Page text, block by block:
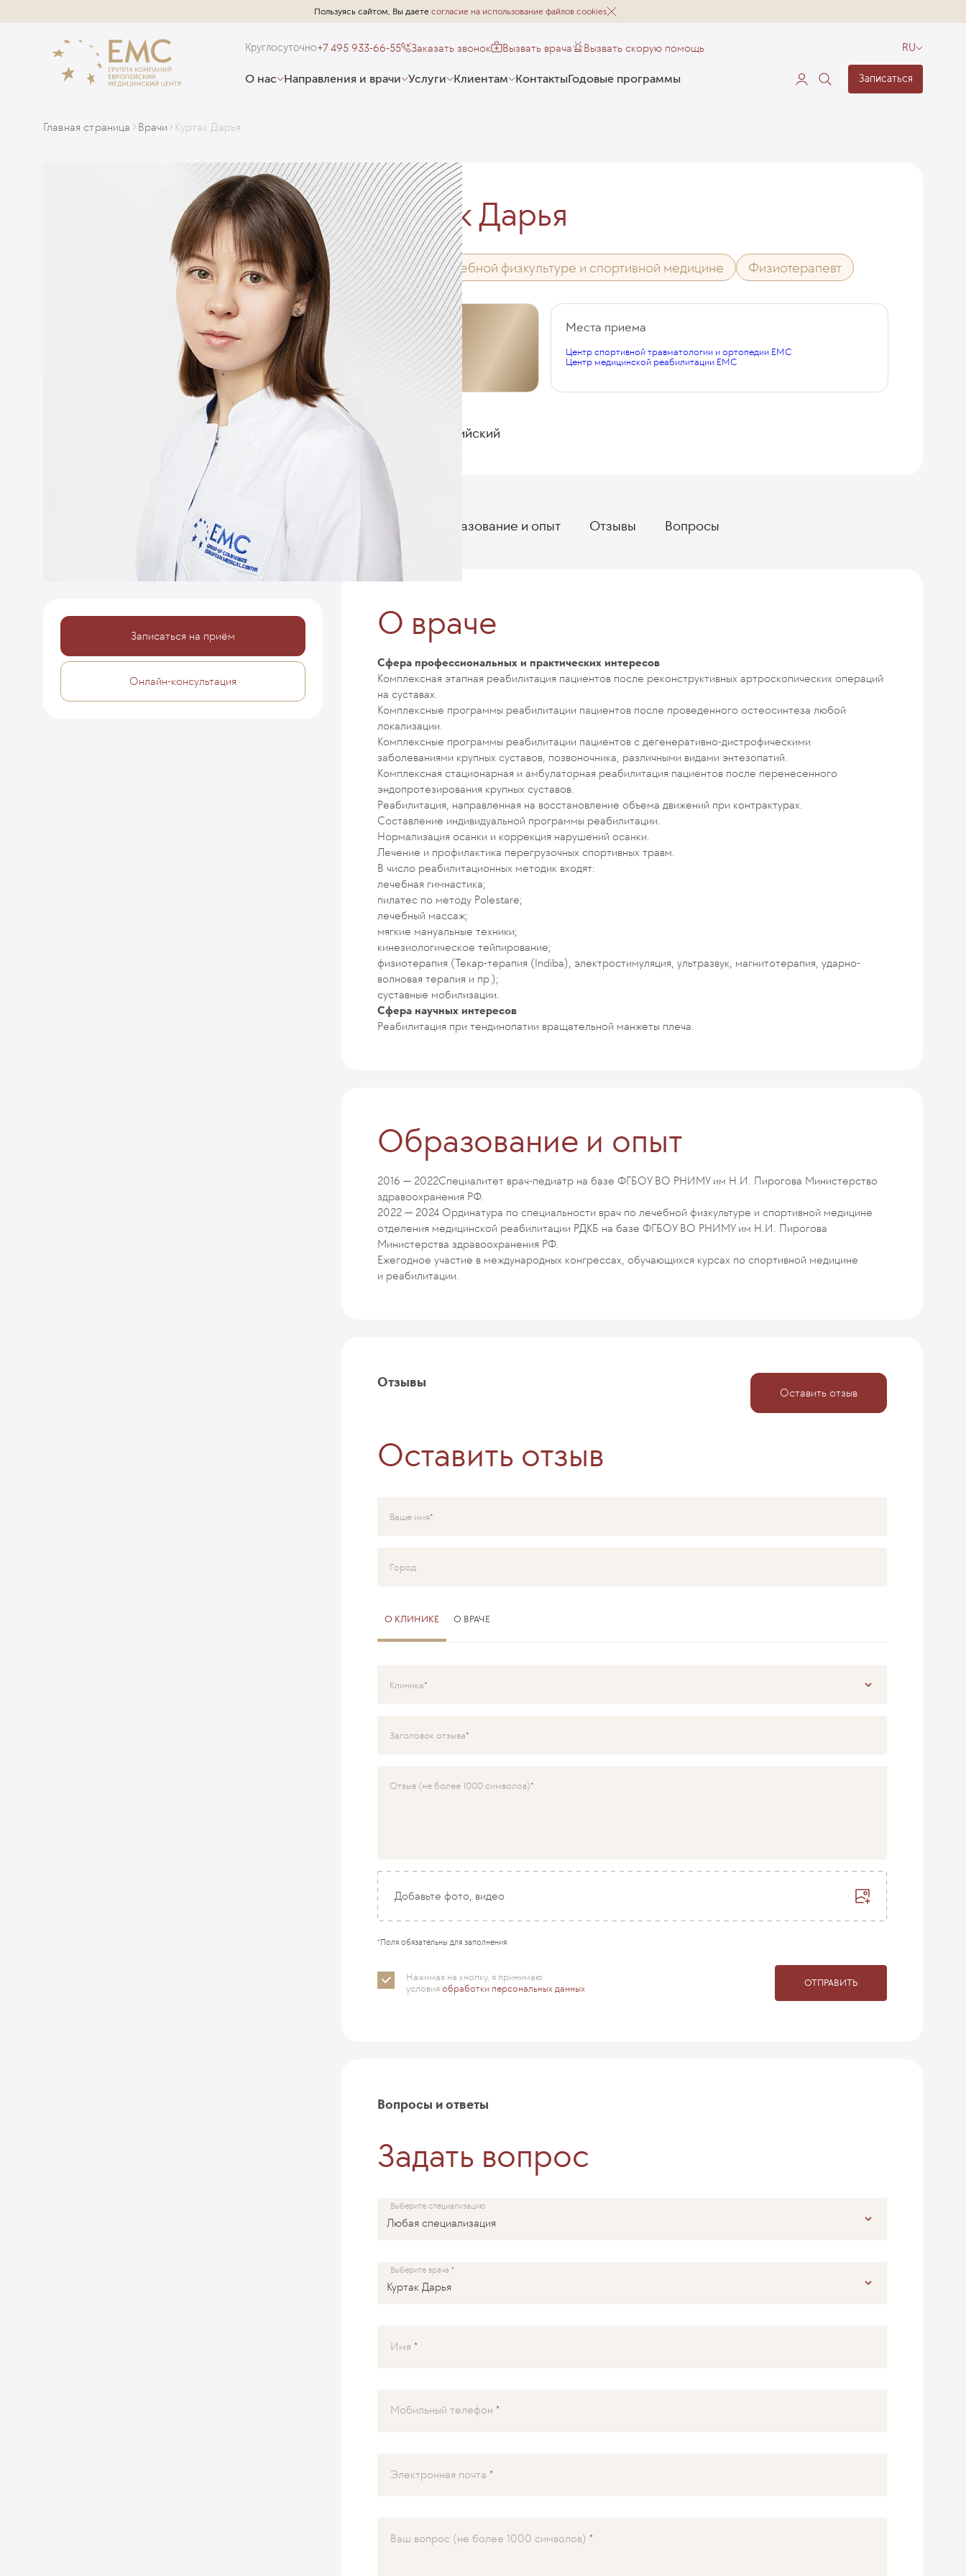
Пользуясь сайтом, Вы даете согласие на использование файлов cookies
Круглосуточно+7 495 933-66-55 Заказать звонок Вызвать врача Вызвать скорую помощь RU
О нас Направления и врачи Услуги Клиентам КонтактыГодовые программы Записаться
Главная страница Врачи Куртак Дарья
Записаться на приём
Онлайн-консультация
Куртак Дарья
Врач по лечебной физкультуре и спортивной медицине Физиотерапевт
Общий стаж
4 года
Места приема
Центр спортивной травматологии и ортопедии EMC
Центр медицинской реабилитации EMC
Русский, Английский
О враче Образование и опыт Отзывы Вопросы
О враче
Сфера профессиональных и практических интересов
Комплексная этапная реабилитация пациентов после реконструктивных артроскопических операций
на суставах.
Комплексные программы реабилитации пациентов после проведенного остеосинтеза любой
локализации.
Комплексные программы реабилитации пациентов с дегенеративно-дистрофическими
заболеваниями крупных суставов, позвоночника, различными видами энтезопатий.
Комплексная стационарная и амбулаторная реабилитация пациентов после перенесенного
эндопротезирования крупных суставов.
Реабилитация, направленная на восстановление объема движений при контрактурах.
Составление индивидуальной программы реабилитации.
Нормализация осанки и коррекция нарушений осанки.
Лечение и профилактика перегрузочных спортивных травм.
В число реабилитационных методик входят:
лечебная гимнастика;
пилатес по методу Polestare;
лечебный массаж;
мягкие мануальные техники;
кинезиологическое тейпирование;
физиотерапия (Текар-терапия (Indiba), электростимуляция, ультразвук, магнитотерапия, ударно-
волновая терапия и пр.);
суставные мобилизации.
Сфера научных интересов
Реабилитация при тендинопатии вращательной манжеты плеча.
Образование и опыт
2016 — 2022Специалитет врач-педиатр на базе ФГБОУ ВО РНИМУ им Н.И. Пирогова Министерство
здравоохранения РФ.
2022 — 2024 Ординатура по специальности врач по лечебной физкультуре и спортивной медицине
отделения медицинской реабилитации РДКБ на базе ФГБОУ ВО РНИМУ им Н.И. Пирогова
Министерства здравоохранения РФ.
Ежегодное участие в международных конгрессах, обучающихся курсах по спортивной медицине
и реабилитации.
Отзывы
Оставить отзыв
Оставить отзыв
Ваше имя
Город
О КЛИНИКЕ О ВРАЧЕ
Клиника
Специализация
Заголовок отзыва
Отзыв (не более 1000 символов)
Добавьте фото, видео
*Поля обязательны для заполнения
Нажимая на кнопку, я принимаю
условияобработки персональных данных ОТПРАВИТЬ
Вопросы и ответы
Задать вопрос
Выберите специализацию
Выберите врача
Имя
Мобильный телефон
Электронная почта
Ваш вопрос (не более 1000 символов)